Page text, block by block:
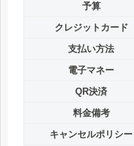
予算
クレジットカード
支払い方法
電子マネー
QR決済
料金備考
キャンセルポリシー